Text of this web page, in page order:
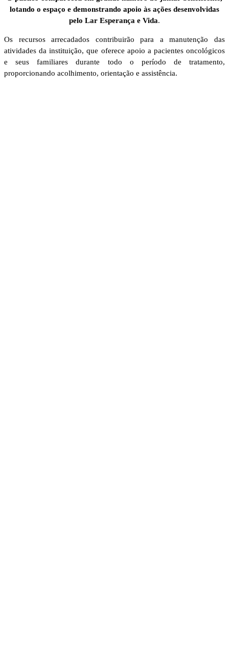
lotando o espaço e demonstrando apoio às ações desenvolvidas
pelo Lar Esperança e Vida.
Os recursos arrecadados contribuirão para a manutenção das
atividades da instituição, que oferece apoio a pacientes oncológicos
e seus familiares durante todo o período de tratamento,
proporcionando acolhimento, orientação e assistência.